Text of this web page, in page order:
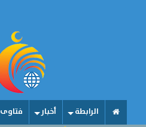
الرابطة أخبار فتاوى